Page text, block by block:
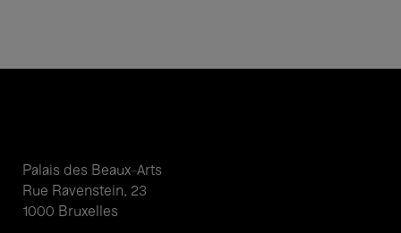
Palais des Beaux-Arts
Rue Ravenstein, 23
1000 Bruxelles